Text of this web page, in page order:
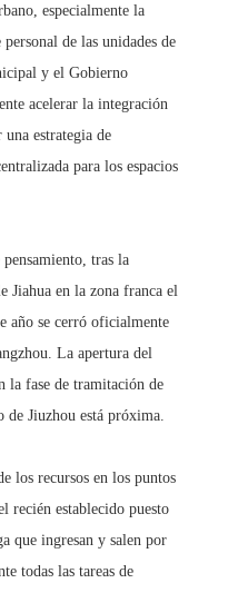
especialmente la
de las unidades de
y el Gobierno
acelerar la integración
estrategia de
para los espacios
tras la
Jiahua en la zona franca el
año se cerró oficialmente
La apertura del
la fase de tramitación de
Jiuzhou está próxima.
recursos en los puntos
recién establecido puesto
que ingresan y salen por
todas las tareas de